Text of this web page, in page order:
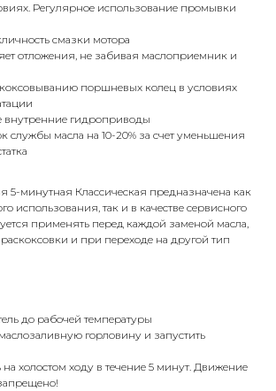
Регулярное использование промывки
смазки мотора
отложения, не забивая маслоприемник и
поршневых колец в условиях
внутренние гидроприводы
службы масла на 10-20% за счет уменьшения
5-минутная Классическая предназначена как
использова­ния, так и в качестве сервисного
применять перед каждой заменой масла,
и при переходе на другой тип
до рабочей температуры
маслозаливную горловину и запустить
на холостом ходу в течение 5 минут. Движение